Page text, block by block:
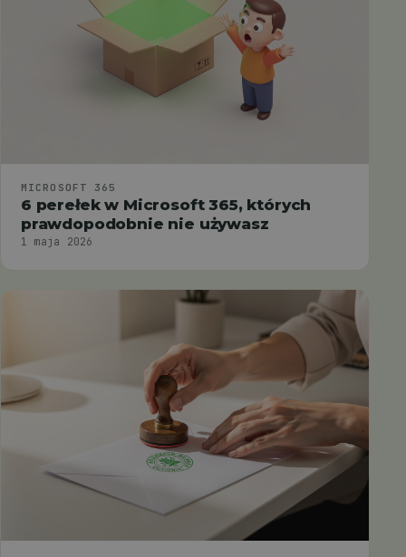
MICROSOFT 365
6 perełek w Microsoft 365, których
prawdopodobnie nie używasz
1 maja 2026